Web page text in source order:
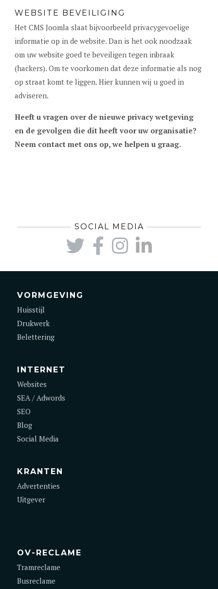
SOCIAL MEDIA
WEBSITE BEVEILIGING
Het CMS Joomla slaat bijvoorbeeld privacygevoelige
informatie op in de website. Dan is het ook noodzaak
om uw website goed te beveiligen tegen inbraak
(hackers). Om te voorkomen dat deze informatie als nog
op straat komt te liggen. Hier kunnen wij u goed in
adviseren.
Heeft u vragen over de nieuwe privacy wetgeving
en de gevolgen die dit heeft voor uw organisatie?
Neem contact met ons op, we helpen u graag.
VORMGEVING
Huisstijl
Drukwerk
Belettering
INTERNET
Websites
SEA / Adwords
SEO
Blog
Social Media
KRANTEN
Advertenties
Uitgever
OV-RECLAME
Tramreclame
Busreclame